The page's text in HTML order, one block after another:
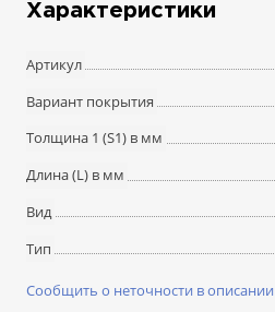
Характеристики
Артикул
Вариант покрытия
Толщина 1 (S1) в мм
Длина (L) в мм
Вид
Тип
Сообщить о неточности в описании